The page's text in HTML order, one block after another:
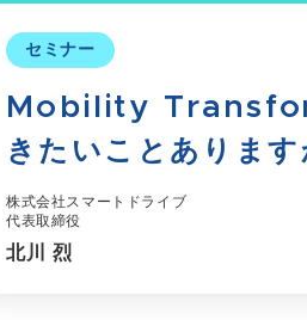
セミナー
Mobility
きたいことあります
株式会社スマートドライブ
代表取締役
北川 烈